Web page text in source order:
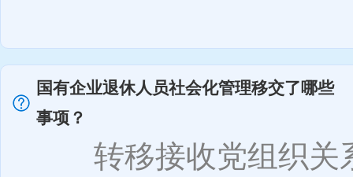
国有企业退休人员社会化管理移交了哪些
事项？
转移接收党组织关